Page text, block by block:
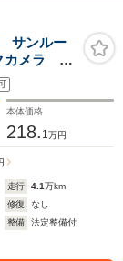
サンルー
カメラ ブ
ントロ
ミラ
本体価格
218. 1万円
走行 4.1万km
修復
なし
整備
法定整備付